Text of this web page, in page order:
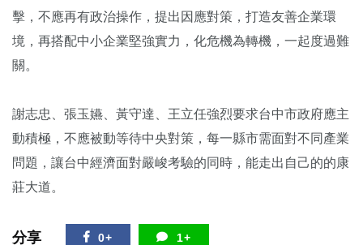
擊，不應再有政治操作，提出因應對策，打造友善企業環
境，再搭配中小企業堅強實力，化危機為轉機，一起度過難
關。
謝志忠、張玉嬿、黃守達、王立任強烈要求台中市政府應主
動積極，不應被動等待中央對策，每一縣市需面對不同產業
問題，讓台中經濟面對嚴峻考驗的同時，能走出自己的的康
莊大道。
分享 0+ 1+